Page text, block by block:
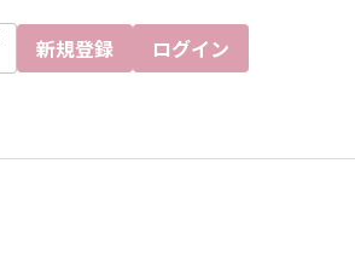
新規登録 ログイン